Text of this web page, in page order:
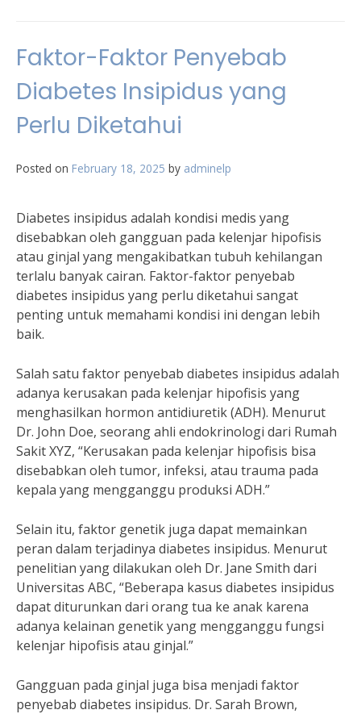
Faktor-Faktor Penyebab
Diabetes Insipidus yang
Perlu Diketahui
Posted on February 18, 2025 by adminelp
Diabetes insipidus adalah kondisi medis yang
disebabkan oleh gangguan pada kelenjar hipofisis
atau ginjal yang mengakibatkan tubuh kehilangan
terlalu banyak cairan. Faktor-faktor penyebab
diabetes insipidus yang perlu diketahui sangat
penting untuk memahami kondisi ini dengan lebih
baik.
Salah satu faktor penyebab diabetes insipidus adalah
adanya kerusakan pada kelenjar hipofisis yang
menghasilkan hormon antidiuretik (ADH). Menurut
Dr. John Doe, seorang ahli endokrinologi dari Rumah
Sakit XYZ, “Kerusakan pada kelenjar hipofisis bisa
disebabkan oleh tumor, infeksi, atau trauma pada
kepala yang mengganggu produksi ADH.”
Selain itu, faktor genetik juga dapat memainkan
peran dalam terjadinya diabetes insipidus. Menurut
penelitian yang dilakukan oleh Dr. Jane Smith dari
Universitas ABC, “Beberapa kasus diabetes insipidus
dapat diturunkan dari orang tua ke anak karena
adanya kelainan genetik yang mengganggu fungsi
kelenjar hipofisis atau ginjal.”
Gangguan pada ginjal juga bisa menjadi faktor
penyebab diabetes insipidus. Dr. Sarah Brown,